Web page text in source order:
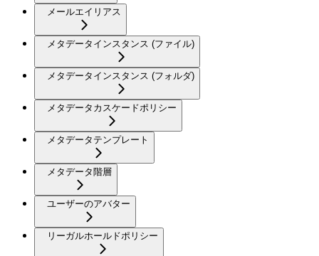
メールエイリアス
メタデータインスタンス (ファイル)
メタデータインスタンス (フォルダ)
メタデータカスケードポリシー
メタデータテンプレート
メタデータ階層
ユーザーのアバター
リーガルホールドポリシー